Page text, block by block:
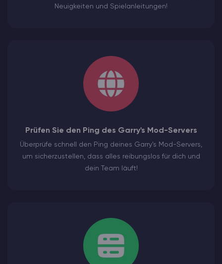
Neuigkeiten und Spielanleitungen!
Prüfen Sie den Ping des Garry's Mod-Servers
Überprüfe schnell den Ping deines Garry's Mod-Servers,
um sicherzustellen, dass alles reibungslos für dich und
dein Team läuft!